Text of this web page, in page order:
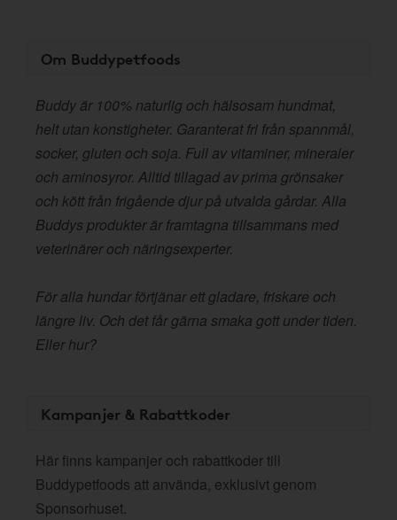
Om Buddypetfoods
Buddy är 100% naturlig och hälsosam hundmat,
helt utan konstigheter. Garanterat fri från spannmål,
socker, gluten och soja. Full av vitaminer, mineraler
och aminosyror. Alltid tillagad av prima grönsaker
och kött från frigående djur på utvalda gårdar. Alla
Buddys produkter är framtagna tillsammans med
veterinärer och näringsexperter.
För alla hundar förtjänar ett gladare, friskare och
längre liv. Och det får gärna smaka gott under tiden.
Eller hur?
Kampanjer & Rabattkoder
Här finns kampanjer och rabattkoder till
Buddypetfoods att använda, exklusivt genom
Sponsorhuset.